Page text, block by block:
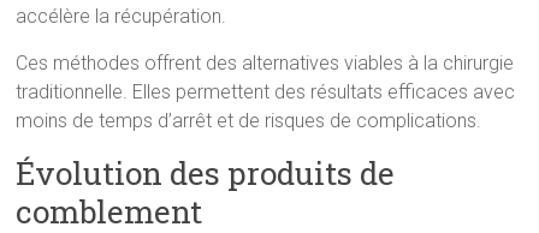
accélère la récupération.
Ces méthodes offrent des alternatives viables à la chirurgie
traditionnelle. Elles permettent des résultats efficaces avec
moins de temps d’arrêt et de risques de complications.
Évolution des produits de
comblement